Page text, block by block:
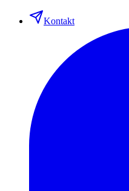
Kontakt